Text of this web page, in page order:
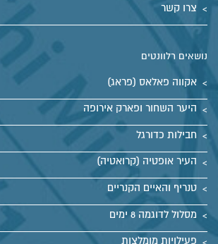
צרו קשר
נושאים רלוונטים
אקווה פאלאס (פראג)
היער השחור ופארק אירופה
חבילות כדורגל
העיר אופטיה (קרואטיה)
טנריף והאיים הקנריים
מסלול לדוגמה 8 ימים
פעילויות מומלצות